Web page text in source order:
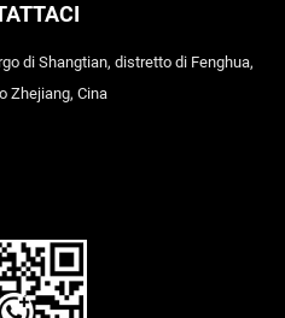
di Shangtian, distretto di Fenghua,
Zhejiang, Cina